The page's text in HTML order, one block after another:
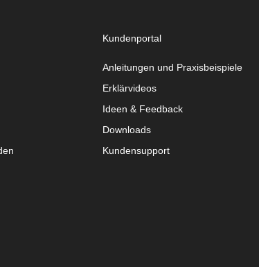
Kundenportal
Anleitungen und Praxisbeispiele
Erklärvideos
Ideen & Feedback
Downloads
Kundensupport